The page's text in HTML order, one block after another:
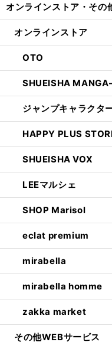
オンラインストア・ その
オンラインストア
OTO
SHUEISHA
ジャンプキャラクタ
HAPPY PLUS
SHUEISHA VOX
LEEマルシェ
SHOP Marisol
eclat premium
mirabella
mirabella homme
zakka market
その他WEBサービス